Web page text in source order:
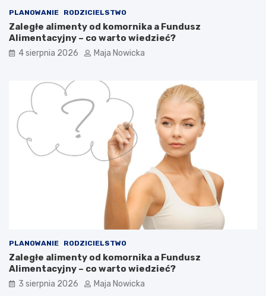
PLANOWANIE RODZICIELSTWO
Zaległe alimenty od komornika a Fundusz
Alimentacyjny – co warto wiedzieć?
4 sierpnia 2026 Maja Nowicka
PLANOWANIE RODZICIELSTWO
Zaległe alimenty od komornika a Fundusz
Alimentacyjny – co warto wiedzieć?
3 sierpnia 2026 Maja Nowicka